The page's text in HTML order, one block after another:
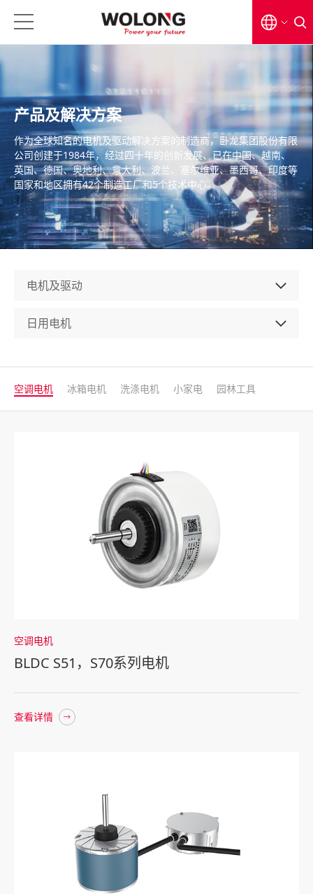
EN
CN
日本語
产品及解决方案
作为全球知名的电机及驱动解决方案的制造商，卧龙集团股份有限
公司创建于1984年，经过四十年的创新发展、已在中国、越南、
英国、德国、奥地利、意大利、波兰、塞尔维亚、墨西哥、印度等
国家和地区拥有42个制造工厂和5个技术中心。
空调电机 冰箱电机 洗涤电机 小家电 园林工具
空调电机
BLDC S51，S70系列电机
查看详情